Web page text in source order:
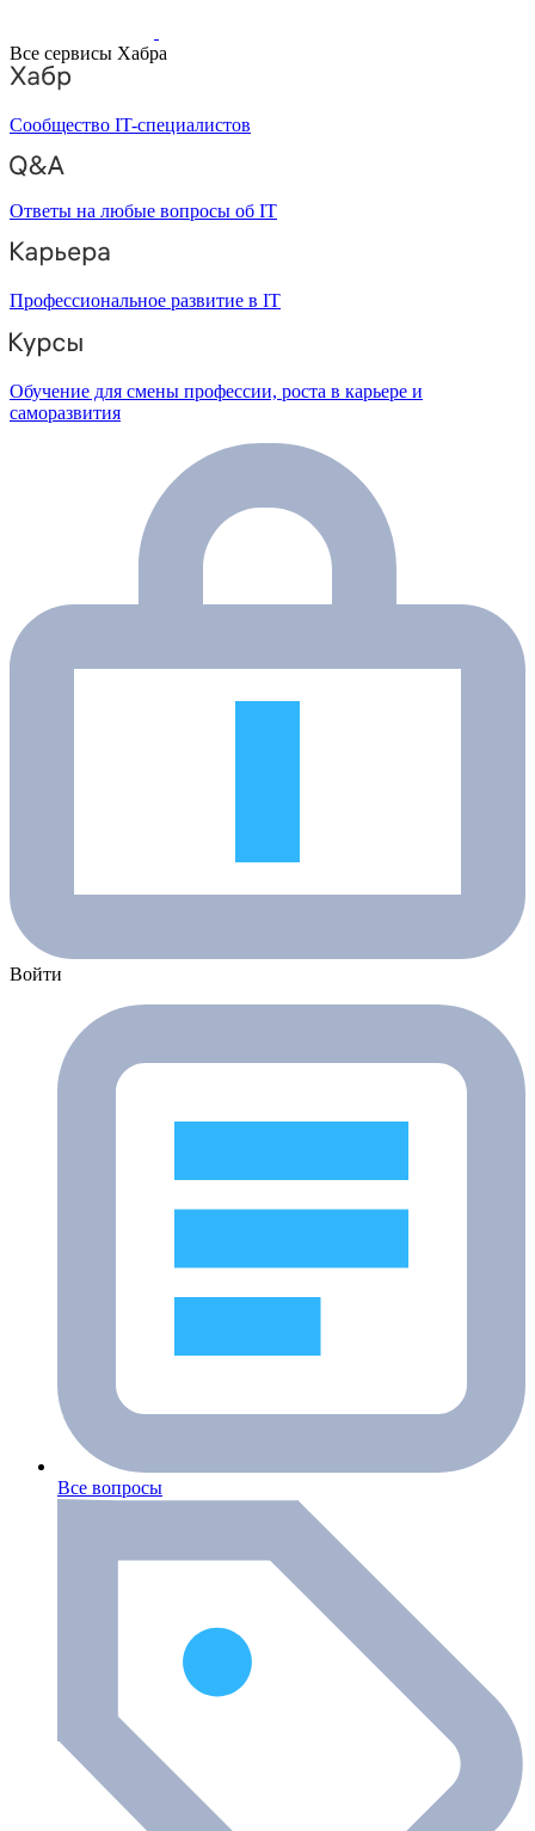
Все сервисы Хабра
Сообщество IT-специалистов
Ответы на любые вопросы об IT
Профессиональное развитие в IT
Обучение для смены профессии, роста в карьере и
саморазвития
Войти
Все вопросы